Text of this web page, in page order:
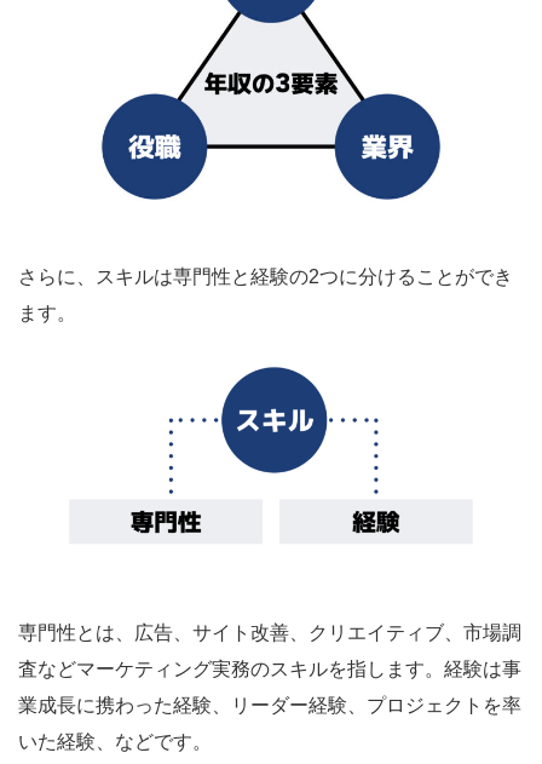
さらに、スキルは専門性と経験の2つに分けることができ
ます。
専門性とは、広告、サイト改善、クリエイティブ、市場調
査などマーケティング実務のスキルを指します。経験は事
業成長に携わった経験、リーダー経験、プロジェクトを率
いた経験、などです。